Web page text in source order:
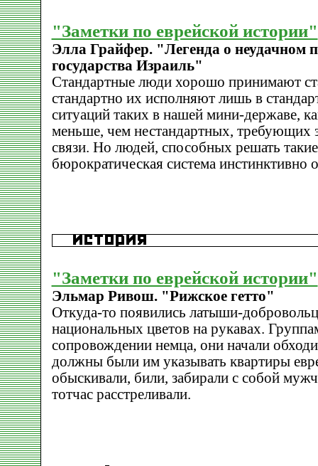
"Заметки по еврейской истории"
Элла Грайфер. "Легенда о неудачном
государства Израиль"
Стандартные люди хорошо принимают
стандартно их исполняют лишь в
ситуаций таких в нашей мини-державе,
меньше, чем нестандартных, требующих
связи. Но людей, способных решать
бюрократическая система инстинктивно
"Заметки по еврейской истории"
Эльмар Ривош. "Рижское гетто"
Откуда-то появились латыши-
национальных цветов на рукавах.
сопровождении немца, они начали
должны были им указывать квартиры
обыскивали, били, забирали с собой
тотчас расстреливали.